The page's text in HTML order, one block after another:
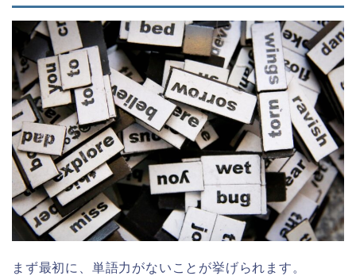
まず最初に、単語力がないことが挙げられます。